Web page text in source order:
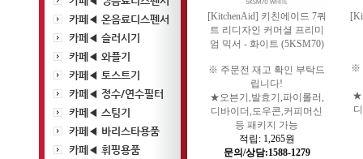
카페◀ 온음료디스펜서
카페◀ 슬러시기
카페◀ 와플기
카페◀ 토스트기
카페◀ 정수/연수필터
카페◀ 스팀기
카페◀ 바리스타용품
카페◀ 휘핑용품
[KitchenAid] 키친에이드 7쿼
트 리디자인 커머셜 프리미
엄 믹서 - 화이트 (5KSM70)
※ 주문전 재고 확인 부탁드
립니다!
★오븐기,발효기,파이롤러,
디바이더,도우콘,커피머신
등 패키지 가능
적립: 1,265원
문의/상담:1588-1279
※
★